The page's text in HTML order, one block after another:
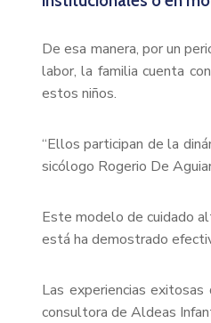
De esa manera, por un
labor, la familia cuenta
estos niños.
“Ellos participan de la
sicólogo Rogerio De
Este modelo de cuidado
está ha demostrado
Las experiencias
consultora de Aldeas